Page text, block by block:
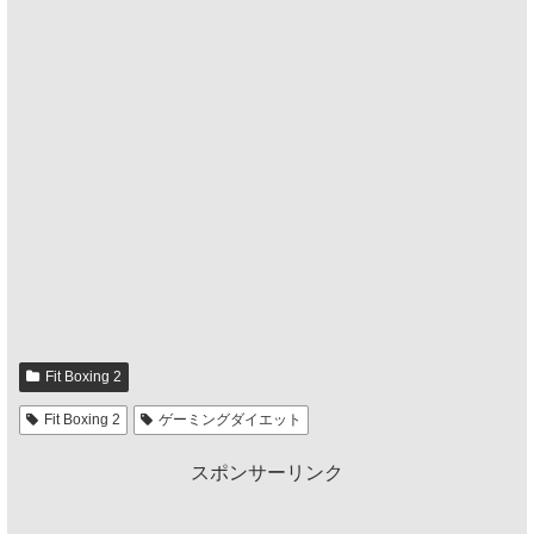
Fit Boxing 2
Fit Boxing 2 ゲーミングダイエット
スポンサーリンク